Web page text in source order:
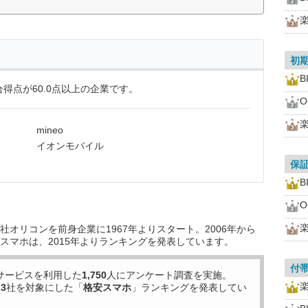
点が60.0点以上の企業です。
mineo
イオンモバイル
オリコンを前身企業に1967年よりスタート。2006年から
マホは、2015年よりランキングを発表しています。
ービスを利用した1,750人にアンケート調査を実施。
社を対象にした「格安スマホ 」ランキングを発表してい
初
保
付